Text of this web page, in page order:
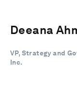
Deeana
VP, Strategy and
Inc.